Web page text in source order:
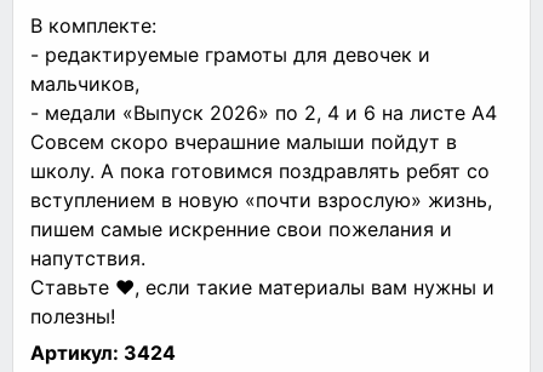
В комплекте:
- редактируемые грамоты для девочек и
мальчиков,
- медали «Выпуск 2026» по 2, 4 и 6 на листе А4
Совсем скоро вчерашние малыши пойдут в
школу. А пока готовимся поздравлять ребят со
вступлением в новую «почти взрослую» жизнь,
пишем самые искренние свои пожелания и
напутствия.
Ставьте ❤, если такие материалы вам нужны и
полезны!
Артикул: 3424